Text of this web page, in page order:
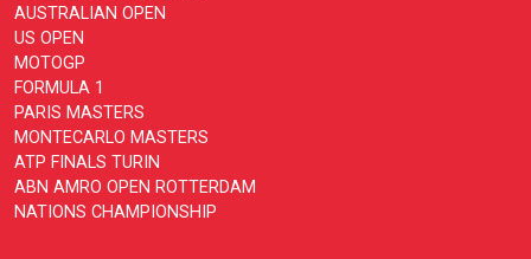
AUSTRALIAN OPEN
US OPEN
MOTOGP
FORMULA 1
PARIS MASTERS
MONTECARLO MASTERS
ATP FINALS TURIN
ABN AMRO OPEN ROTTERDAM
NATIONS CHAMPIONSHIP